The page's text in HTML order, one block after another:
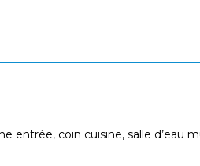
entrée, coin cuisine, salle d’eau